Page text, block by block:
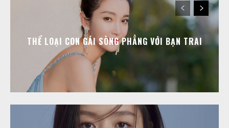
THỂ LOẠI CON GÁI SÒNG PHẲNG VỚI BẠN TRAI